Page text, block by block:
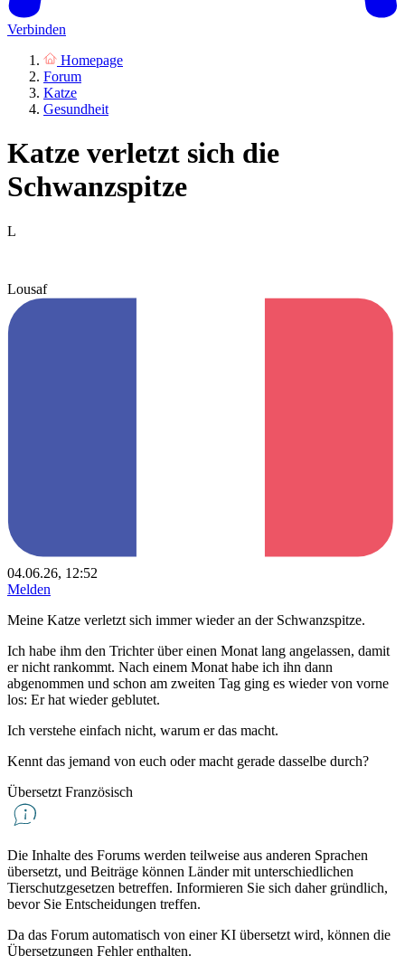
Verbinden
Homepage
Forum
Katze
Gesundheit
Katze verletzt sich die
Schwanzspitze
L
Lousaf
04.06.26, 12:52
Melden
Meine Katze verletzt sich immer wieder an der Schwanzspitze.
Ich habe ihm den Trichter über einen Monat lang angelassen, damit
er nicht rankommt. Nach einem Monat habe ich ihn dann
abgenommen und schon am zweiten Tag ging es wieder von vorne
los: Er hat wieder geblutet.
Ich verstehe einfach nicht, warum er das macht.
Kennt das jemand von euch oder macht gerade dasselbe durch?
Übersetzt Französisch
Die Inhalte des Forums werden teilweise aus anderen Sprachen
übersetzt, und Beiträge können Länder mit unterschiedlichen
Tierschutzgesetzen betreffen. Informieren Sie sich daher gründlich,
bevor Sie Entscheidungen treffen.
Da das Forum automatisch von einer KI übersetzt wird, können die
Übersetzungen Fehler enthalten.